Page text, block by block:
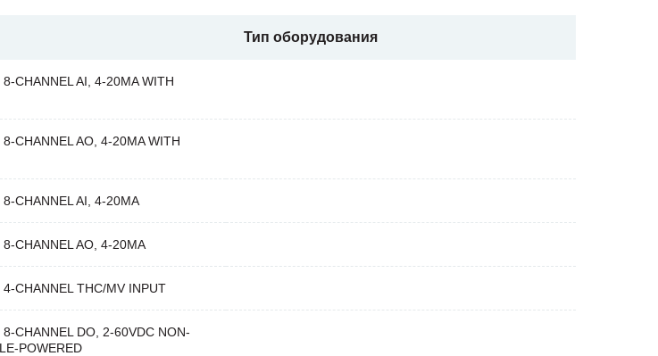
Тип оборудования
CHANNEL AI, 4-20MA WITH
CHANNEL AO, 4-20MA WITH
CHANNEL AI, 4-20MA
CHANNEL AO, 4-20MA
CHANNEL THC/MV INPUT
CHANNEL DO, 2-60VDC NON-
POWERED